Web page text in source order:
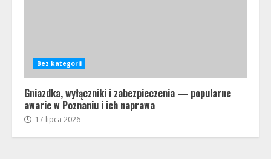
Bez kategorii
Gniazdka, wyłączniki i zabezpieczenia — popularne
awarie w Poznaniu i ich naprawa
17 lipca 2026